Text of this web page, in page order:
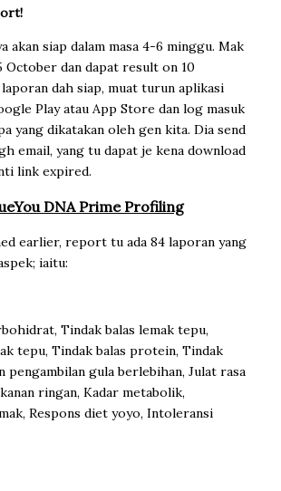
akan siap dalam masa 4-6 minggu. Mak
October dan dapat result on 10
dah siap, muat turun aplikasi
Play atau App Store dan log masuk
yang dikatakan oleh gen kita. Dia send
email, yang tu dapat je kena download
link expired.
DNA Prime Profiling
earlier, report tu ada 84 laporan yang
iaitu:
Tindak balas lemak tepu,
tepu, Tindak balas protein, Tindak
pengambilan gula berlebihan, Julat rasa
ringan, Kadar metabolik,
Respons diet yoyo, Intoleransi